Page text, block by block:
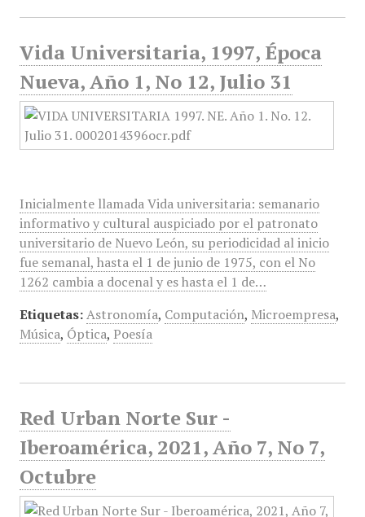
Vida Universitaria, 1997, Época
Nueva, Año 1, No 12, Julio 31
Inicialmente llamada Vida universitaria: semanario
informativo y cultural auspiciado por el patronato
universitario de Nuevo León, su periodicidad al inicio
fue semanal, hasta el 1 de junio de 1975, con el No
1262 cambia a docenal y es hasta el 1 de…
Etiquetas: Astronomía, Computación, Microempresa,
Música, Óptica, Poesía
Red Urban Norte Sur -
Iberoamérica, 2021, Año 7, No 7,
Octubre